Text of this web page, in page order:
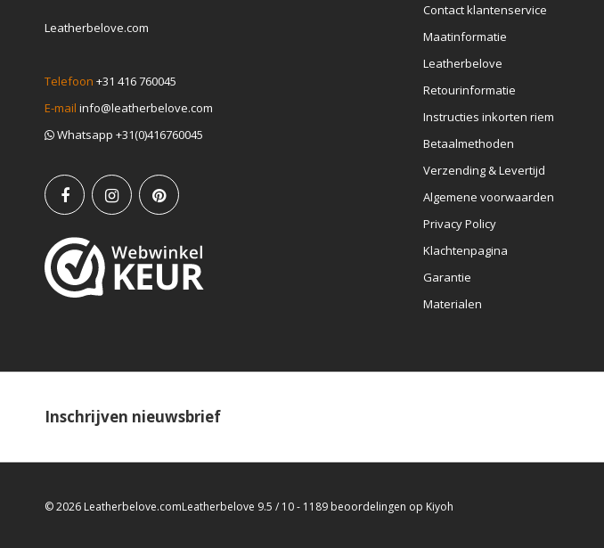
Leatherbelove.com
Telefoon +31 416 760045
E-mail info@leatherbelove.com
Whatsapp +31(0)416760045
Contact klantenservice
Maatinformatie
Leatherbelove
Retourinformatie
Instructies inkorten riem
Betaalmethoden
Verzending & Levertijd
Algemene voorwaarden
Privacy Policy
Klachtenpagina
Garantie
Materialen
Inschrijven nieuwsbrief
© 2026 Leatherbelove.comLeatherbelove 9.5 / 10- 1189 beoordelingen op Kiyoh